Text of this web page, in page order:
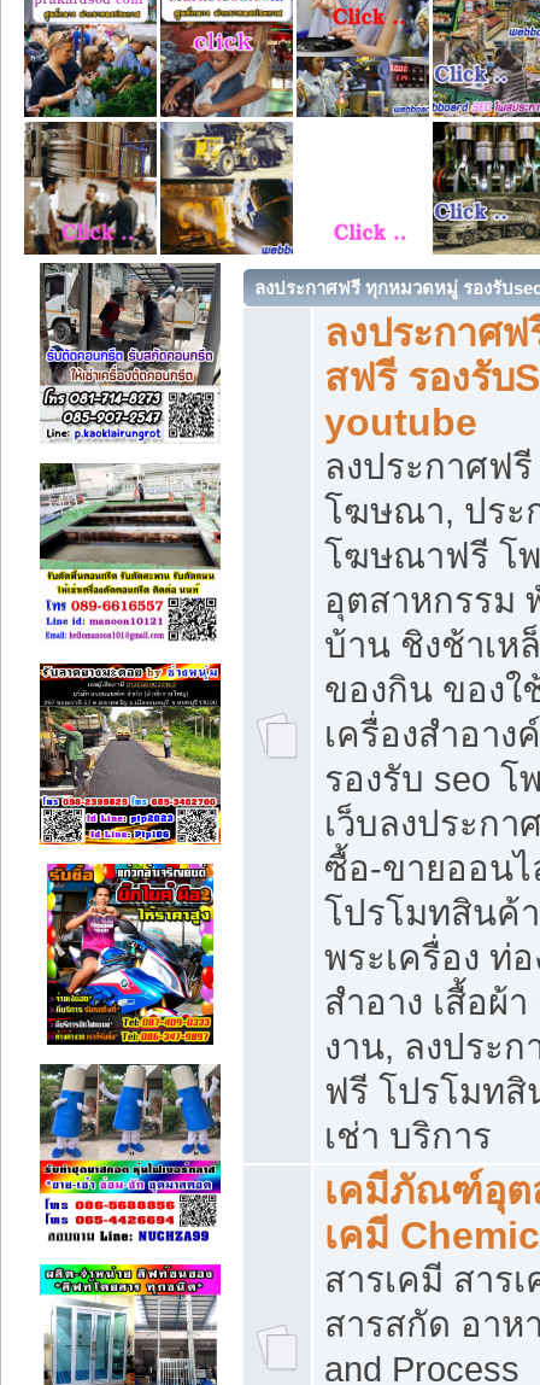
ลงประกาศฟรี ทุกหมวดหมู่ รองรับ
ลงประกาศ
สฟรี รองรับ
youtube
ลงประกาศฟ
โฆษณา, ประ
โฆษณาฟรี โ
อุตสาหกรรม
บ้าน ชิงช้าเห
ของกิน ของใ
เครื่องสำอา
รองรับ seo โ
เว็บลงประก
ซื้อ-ขายออน
โปรโมทสินค้
พระเครื่อง ท่อ
สำอาง เสื้อผ้
งาน, ลงประ
ฟรี โปรโมท
เช่า บริการ
เคมีภัณฑ์อุต
เคมี
สารเคมี สาร
สารสกัด อาห
and Process